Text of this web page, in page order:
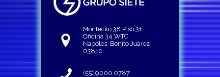
Montecito 38 Piso 31
Oficina 34 WTC
Napoles, Benito Juárez
03810
(55) 9000 0787